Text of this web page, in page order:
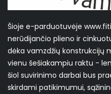
Šioje e-parduotuvėje
nerūdijančio plieno ir
dėka vamzdžių konstrukcijų
vienu šešiakampiu raktu -
šiol suvirinimo darbai bus
skirdami patikimumui,